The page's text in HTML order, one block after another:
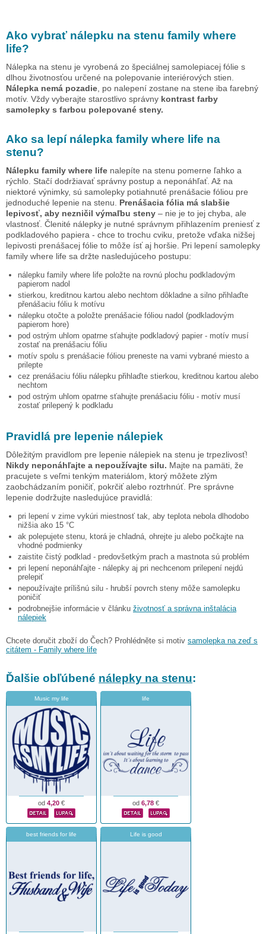
Ako vybrať nálepku na stenu family where
life?
Nálepka na stenu je vyrobená zo špeciálnej samolepiacej fólie s
dlhou životnosťou určené na polepovanie interiérových stien.
Nálepka nemá pozadie , po nalepení zostane na stene iba farebný
motív. Vždy vyberajte starostlivo správny kontrast farby
samolepky s farbou polepované steny.
Ako sa lepí nálepka family where life na
stenu?
Nálepku family where life nalepíte na stenu pomerne ľahko a
rýchlo. Stačí dodržiavať správny postup a neponáhľať. Až na
niektoré výnimky, sú samolepky potiahnuté prenášacie fóliou pre
jednoduché lepenie na stenu. Prenášacia fólia má slabšie
lepivosť, aby nezničil výmaľbu steny – nie je to jej chyba, ale
vlastnosť. Členité nálepky je nutné správnym přihlazením preniesť z
podkladového papiera - chce to trochu cviku, pretože vďaka nižšej
lepivosti prenášacej fólie to môže ísť aj horšie. Pri lepení samolepky
family where life sa držte nasledujúceho postupu:
nálepku family where life položte na rovnú plochu podkladovým
papierom nadol
stierkou, kreditnou kartou alebo nechtom dôkladne a silno přihlaďte
přenášaciu fóliu k motívu
nálepku otočte a položte prenášacie fóliou nadol (podkladovým
papierom hore)
pod ostrým uhlom opatrne sťahujte podkladový papier - motív musí
zostať na prenášaciu fóliu
motív spolu s prenášacie fóliou preneste na vami vybrané miesto a
prilepte
cez prenášaciu fóliu nálepku přihlaďte stierkou, kreditnou kartou alebo
nechtom
pod ostrým uhlom opatrne sťahujte prenášaciu fóliu - motív musí
zostať prilepený k podkladu
Pravidlá pre lepenie nálepiek
Dôležitým pravidlom pre lepenie nálepiek na stenu je trpezlivosť!
Nikdy neponáhľajte a nepoužívajte silu. Majte na pamäti, že
pracujete s veľmi tenkým materiálom, ktorý môžete zlým
zaobchádzaním poničiť, pokrčiť alebo roztrhnúť. Pre správne
lepenie dodržujte nasledujúce pravidlá:
pri lepení v zime vykúri miestnosť tak, aby teplota nebola dlhodobo
nižšia ako 15 °C
ak polepujete stenu, ktorá je chladná, ohrejte ju alebo počkajte na
vhodné podmienky
zaistite čistý podklad - predovšetkým prach a mastnota sú problém
pri lepení neponáhľajte - nálepky aj pri nechcenom prilepení nejdú
prelepiť
nepoužívajte prílišnú silu - hrubší povrch steny môže samolepku
poničiť
podrobnejšie informácie v článku životnosť a správna inštalácia
nálepiek
Chcete doručit zboží do Čech? Prohlédněte si motiv samolepka na zeď s
citátem - Family where life
Ďalšie obľúbené nálepky na stenu:
Music my life
od 4,20 €
life
od 6,78 €
best friends for life Life is good